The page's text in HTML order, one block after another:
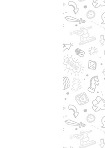
Начальный курс
языка
₸500 или 50%
Добавить